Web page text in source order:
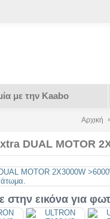
με την Kaabo
Αρχική
DUAL MOTOR
στην εικόνα για